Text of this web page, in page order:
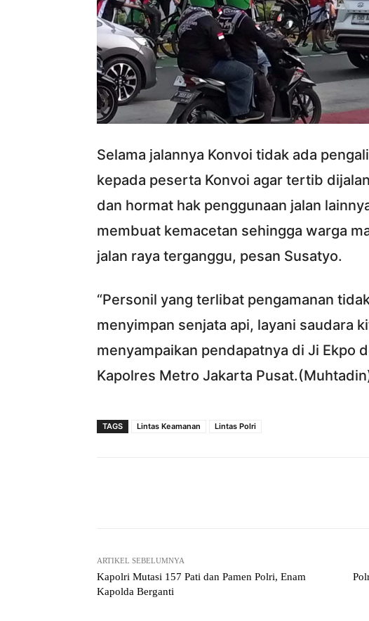
Selama jalannya Konvoi tidak ada
kepada peserta Konvoi agar tertib
dan hormat hak penggunaan jalan
membuat kemacetan sehingga warga
jalan raya terganggu, pesan Susatyo.
“Personil yang terlibat pengamanan
menyimpan senjata api, layani saudara
menyampaikan pendapatnya di Ji Ekpo
Kapolres Metro Jakarta
TAGS Lintas Keamanan Lintas Polri
ARTIKEL SEBELUMNYA
Kapolri Mutasi 157 Pati dan Pamen Polri, Enam
Kapolda Berganti